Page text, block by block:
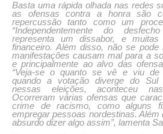
Basta uma rápida olhada nas redes
as ofensas contra a honra são
repercussão tanto como um
“Independentemente do
representa um dissabor, e
financeiro. Além disso, não se pode
manifestações causam mal para a
e principalmente ao alvo das
“Veja-se o quanto se vê e viu de
quando a votação diverge do Sul
nessas eleições, aconteceu
Ocorreram várias ofensas que
crime de racismo, como alguns
empregar pessoas nordestinas. Além
absurdo dizer algo assim”, lamenta